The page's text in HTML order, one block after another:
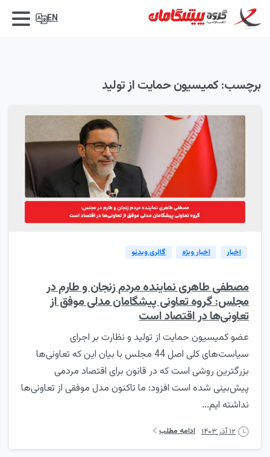
EN
برچسب:کمیسیون حمایت از تولید
اخبار اخبار ویژه گالری ویدئو
مصطفی طاهری نماینده مردم زنجان و طارم در
مجلس: گروه تعاونی پیشگامان مدلی موفق از
تعاونی‌ها در اقتصاد است
عضو کمیسیون حمایت از تولید و نظارت بر اجرای
سیاست‌های کلی اصل 44 مجلس با بیان این که تعاونی‌ها
بزرگترین روشی است که در قانون برای اقتصاد مردمی
پیش‌بینی شده است افزود: ما تاکنون مدل موفقی از تعاونی‌ها
نداشته ایم...
۱۲ آذر ۱۴۰۳ ادامه مطلب